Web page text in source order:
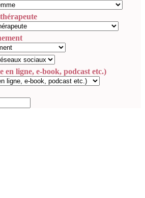
en ligne, e-book, podcast etc.)